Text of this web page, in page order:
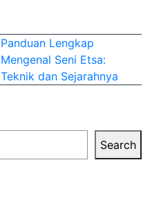
Panduan Lengkap
Mengenal Seni Etsa:
Teknik dan Sejarahnya
Search